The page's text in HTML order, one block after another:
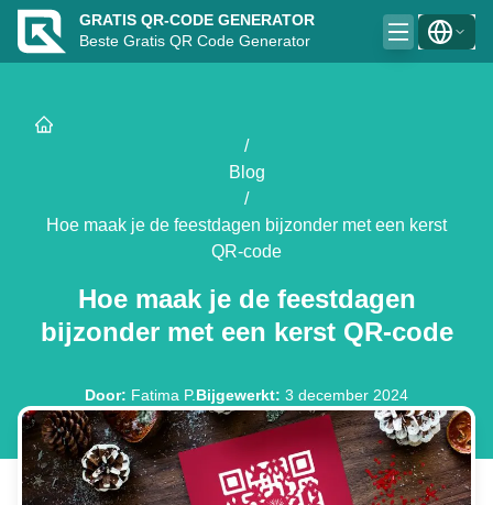
GRATIS QR-CODE GENERATOR
Beste Gratis QR Code Generator
/
Blog
/
Hoe maak je de feestdagen bijzonder met een kerst
QR-code
Hoe maak je de feestdagen
bijzonder met een kerst QR-code
Door: Fatima P.Bijgewerkt: 3 december 2024